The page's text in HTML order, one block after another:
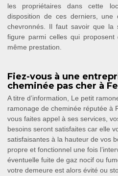
les propriétaires dans cette
disposition de ces derniers, une
chevronnés. Il faut savoir que la
figure parmi celles qui
même prestation.
Fiez-vous à une
cheminée pas cher à
A titre d’information, Le petit
ramonage de cheminée réputée à
vous faites appel à ses services,
besoins seront satisfaites car elle
satisfaisantes à la hauteur de vos
propre et fonctionnel une fois
éventuelle fuite de gaz nocif ou
votre demeure est alors évité ou